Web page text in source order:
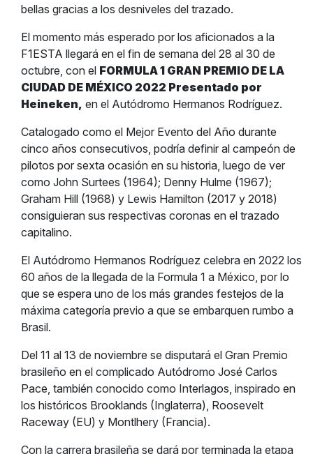
bellas gracias a los desniveles del trazado.
El momento más esperado por los aficionados a la
F1ESTA llegará en el fin de semana del 28 al 30 de
octubre, con el FORMULA 1 GRAN PREMIO DE LA
CIUDAD DE MÉXICO 2022 Presentado por
Heineken, en el Autódromo Hermanos Rodríguez.
Catalogado como el Mejor Evento del Año durante
cinco años consecutivos, podría definir al campeón de
pilotos por sexta ocasión en su historia, luego de ver
como John Surtees (1964); Denny Hulme (1967);
Graham Hill (1968) y Lewis Hamilton (2017 y 2018)
consiguieran sus respectivas coronas en el trazado
capitalino.
El Autódromo Hermanos Rodríguez celebra en 2022 los
60 años de la llegada de la Formula 1 a México, por lo
que se espera uno de los más grandes festejos de la
máxima categoría previo a que se embarquen rumbo a
Brasil.
Del 11 al 13 de noviembre se disputará el Gran Premio
brasileño en el complicado Autódromo José Carlos
Pace, también conocido como Interlagos, inspirado en
los históricos Brooklands (Inglaterra), Roosevelt
Raceway (EU) y Montlhery (Francia).
Con la carrera brasileña se dará por terminada la etapa